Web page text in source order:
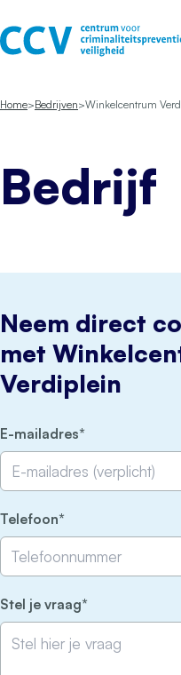
Home Bedrijven Winkelcentrum
Bedrijf
Neem direct
met
Verdiplein
E-mailadres
Telefoon
Stel je vraag